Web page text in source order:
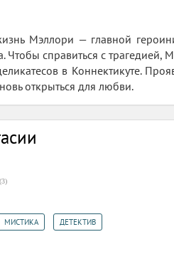
Мэллори — главной
Чтобы справиться с
в Коннектикуте.
открыться для любви.
(3)
МИСТИКА ДЕТЕКТИВ